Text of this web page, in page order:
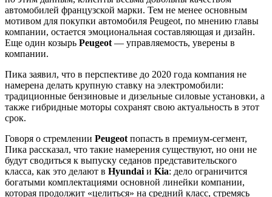
автомобилей французской марки. Тем не менее основным
мотивом для покупки автомобиля Peugeot, по мнению главы
компании, остается эмоциональная составляющая и дизайн.
Еще один козырь Peugeot — управляемость, уверены в
компании.
Пика заявил, что в перспективе до 2020 года компания не
намерена делать крупную ставку на электромобили:
традиционные бензиновые и дизельные силовые установки, а
также гибридные моторы сохранят свою актуальность в этот
срок.
Говоря о стремлении Peugeot попасть в премиум-сегмент,
Пика рассказал, что такие намерения существуют, но они не
будут сводиться к выпуску седанов представительского
класса, как это делают в Hyundai и Kia: дело ограничится
богатыми комплектациями основной линейки компании,
которая продолжит «целиться» на средний класс, стремясь